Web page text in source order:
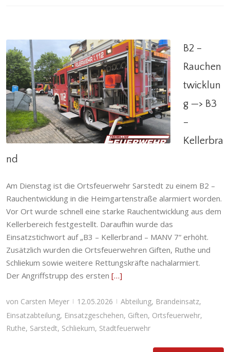
B2 – Rauchentwicklung —> B3 – Kellerbrand
Abteilung,Brandeinsatz,Einsatzabteilung,
Einsatzgeschehen,Giften,Ortsfeuerwehr,Ruthe,
Sarstedt,Schliekum,Stadtfeuerwehr
B2 –
Rauchen
twicklun
g —> B3
–
Kellerbra
nd
Am Dienstag ist die Ortsfeuerwehr Sarstedt zu einem B2 –
Rauchentwicklung in die Heimgartenstraße alarmiert worden.
Vor Ort wurde schnell eine starke Rauchentwicklung aus dem
Kellerbereich festgestellt. Daraufhin wurde das
Einsatzstichwort auf „B3 – Kellerbrand – MANV 7“ erhöht.
Zusätzlich wurden die Ortsfeuerwehren Giften, Ruthe und
Schliekum sowie weitere Rettungskräfte nachalarmiert.
Der Angriffstrupp des ersten […]
von Carsten Meyer | 12.05.2026 | Abteilung, Brandeinsatz,
Einsatzabteilung, Einsatzgeschehen, Giften, Ortsfeuerwehr,
Ruthe, Sarstedt, Schliekum, Stadtfeuerwehr